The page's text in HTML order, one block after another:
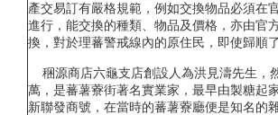
產交易訂有嚴格規範，例如交換物品必須在
進行，能交換的種類、物品及價格，亦由官
換，對於理蕃警戒線內的原住民，即使歸順
稇源商店六龜支店創設人為洪見濤先生，
萬，是蕃薯藔街著名實業家，最早由製糖起
新聯發商號，在當時的蕃薯藔廳便是知名的